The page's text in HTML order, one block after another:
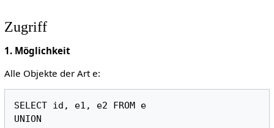
Zugriff
1. Möglichkeit
Alle Objekte der Art e:
SELECT id, e1, e2 FROM e
UNION